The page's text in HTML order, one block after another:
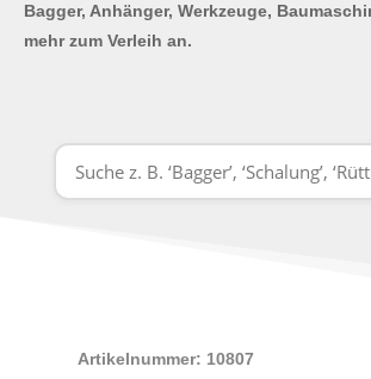
Bagger, Anhänger, Werkzeuge,
mehr zum Verleih an.
Artikelnummer: 10807